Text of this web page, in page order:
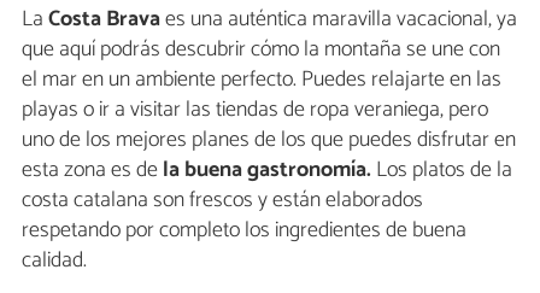
LaCosta Bravaes una auténtica maravilla vacacional, ya
que aquí podrás descubrir cómo la montaña se une con
el mar en un ambiente perfecto. Puedes relajarte en las
playas o ir a visitar las tiendas de ropa veraniega, pero
uno de los mejores planes de los que puedes disfrutar en
esta zona es dela buena gastronomía.Los platos de la
costa catalana son frescos y están elaborados
respetando por completo los ingredientes de buena
calidad.